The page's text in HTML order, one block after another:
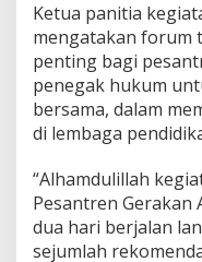
Ketua panitia
mengatakan forum
penting bagi
penegak hukum
bersama, dalam
di lembaga
“Alhamdulillah
Pesantren Gerakan
dua hari berjalan
sejumlah